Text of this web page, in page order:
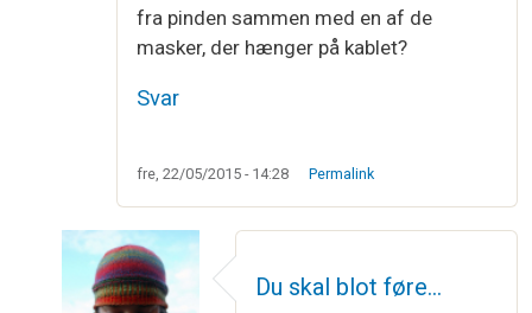
fra pinden sammen med en af de
masker, der hænger på kablet?
Svar
fre, 22/05/2015 - 14:28 Permalink
Du skal blot føre…